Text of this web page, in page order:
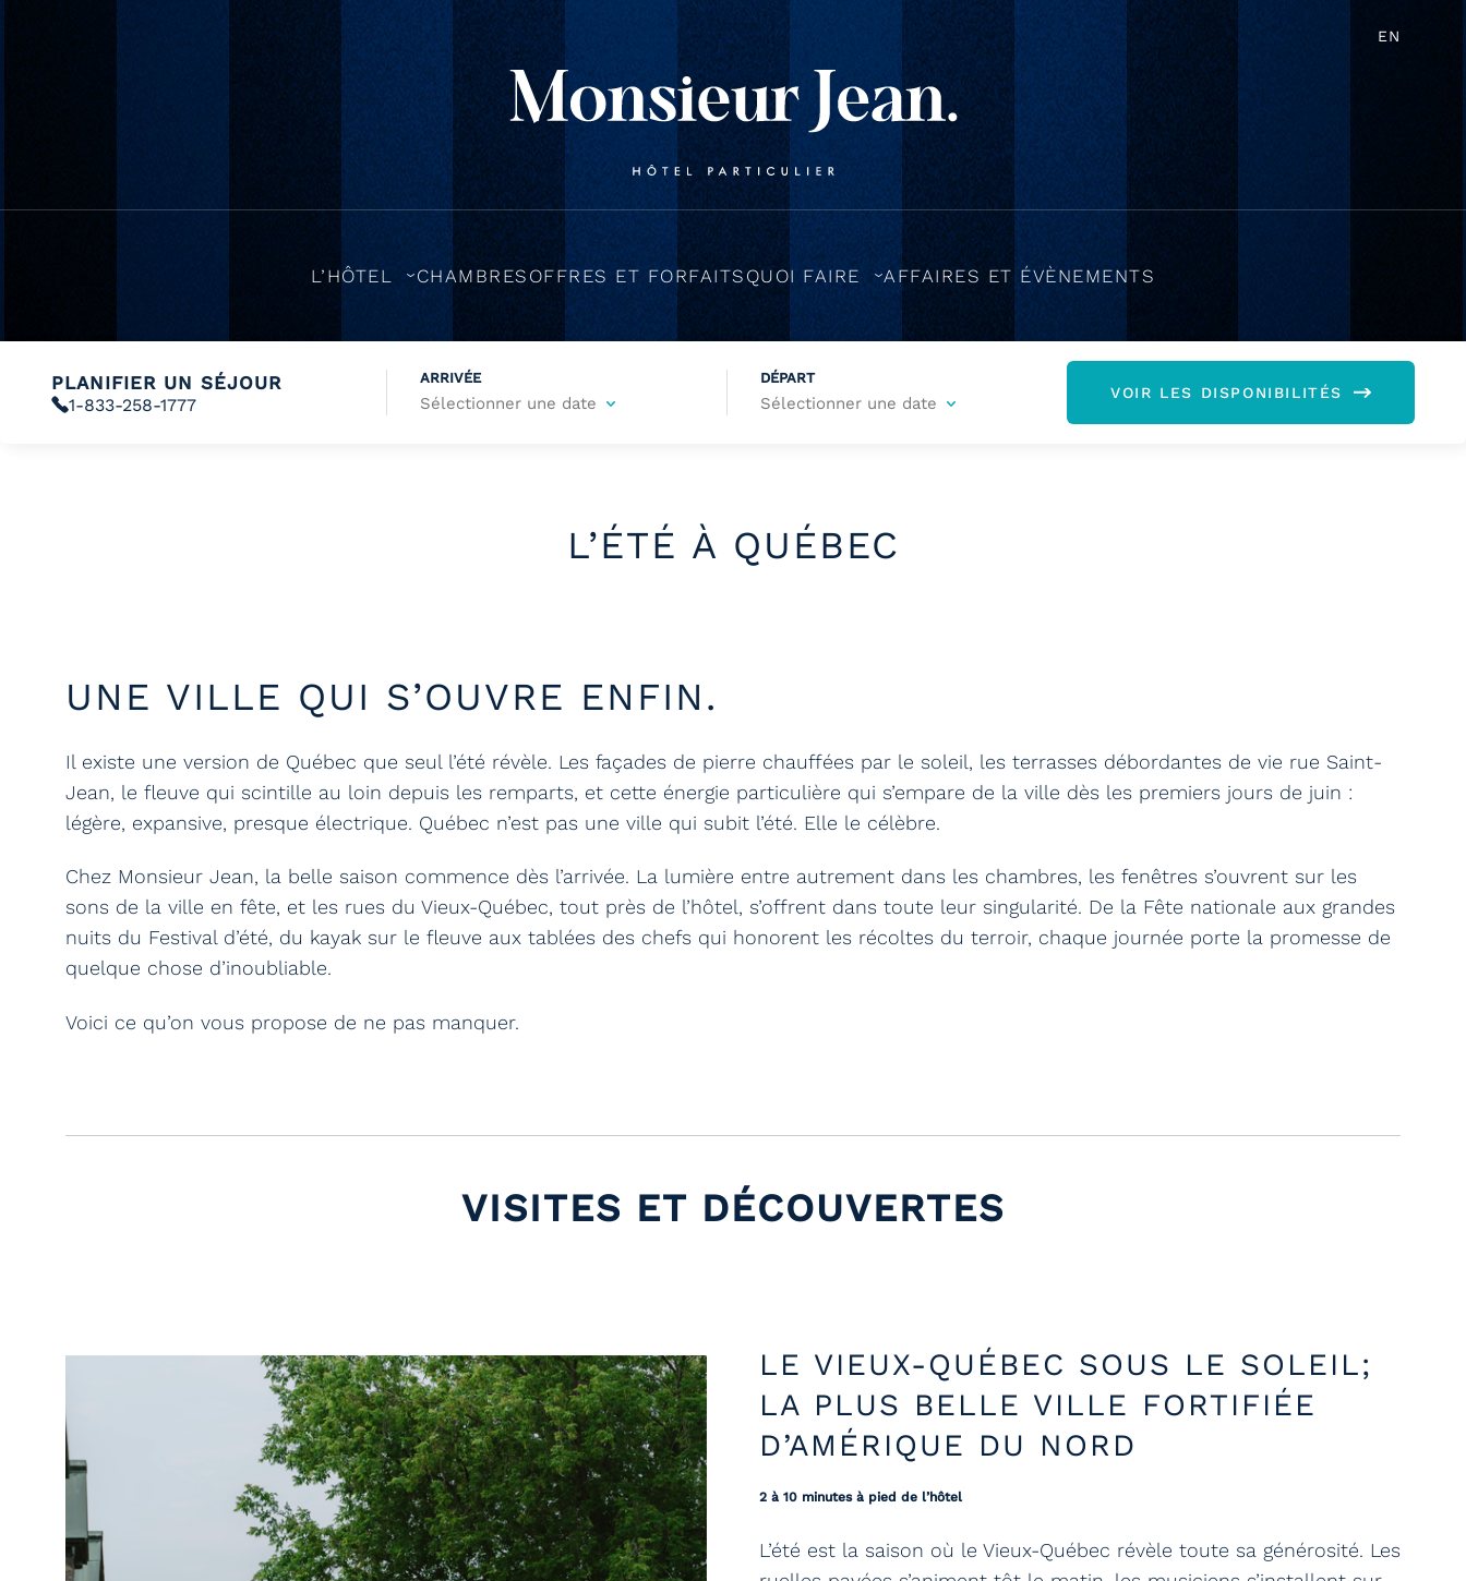
EN
L’HÔTEL CHAMBRES OFFRES ET FORFAITS QUOI FAIRE AFFAIRES ET ÉVÈNEMENTS
PLANIFIER UN SÉJOUR
1-833-258-1777
ARRIVÉE DÉPART
VOIR LES DISPONIBILITÉS
L’ÉTÉ À QUÉBEC
UNE VILLE QUI S’OUVRE ENFIN.
Il existe une version de Québec que seul l’été révèle. Les façades de pierre chauffées par le soleil, les terrasses débordantes de vie rue Saint-
Jean, le fleuve qui scintille au loin depuis les remparts, et cette énergie particulière qui s’empare de la ville dès les premiers jours de juin :
légère, expansive, presque électrique. Québec n’est pas une ville qui subit l’été. Elle le célèbre.
Chez Monsieur Jean, la belle saison commence dès l’arrivée. La lumière entre autrement dans les chambres, les fenêtres s’ouvrent sur les
sons de la ville en fête, et les rues du Vieux-Québec, tout près de l’hôtel, s’offrent dans toute leur singularité. De la Fête nationale aux grandes
nuits du Festival d’été, du kayak sur le fleuve aux tablées des chefs qui honorent les récoltes du terroir, chaque journée porte la promesse de
quelque chose d’inoubliable.
Voici ce qu’on vous propose de ne pas manquer.
VISITES ET DÉCOUVERTES
LE VIEUX-QUÉBEC SOUS LE SOLEIL;
LA PLUS BELLE VILLE FORTIFIÉE
D’AMÉRIQUE DU NORD
2 à 10 minutes à pied de l’hôtel
L’été est la saison où le Vieux-Québec révèle toute sa générosité. Les